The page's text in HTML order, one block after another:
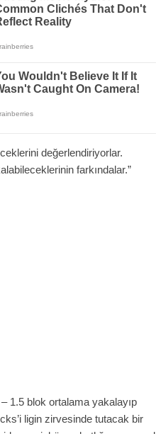
değerlendiriyorlar.
farkındalar.”
1.5 blok ortalama yakalayıp
ligin zirvesinde tutacak bir